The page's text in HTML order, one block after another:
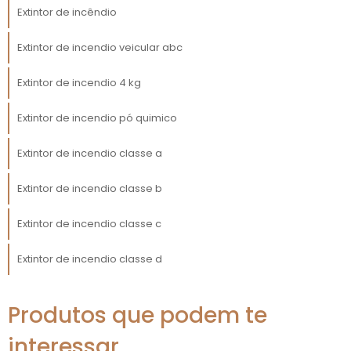
Não cumprir essas normas pode resultar em
segurança dos motoristas e passageiros.
Empresas que não se atentam a esse detalhe
em risco a segurança de suas operações.
as empresas não apenas evitam penalidades,
responsáveis e comprometidas com o bem-
MANUTENÇÃO E
VERIFICAÇÃO REGULAR
Extintor de incêndio
Extintor de incendio veicular abc
Extintor de incendio 4 kg
Extintor de incendio pó quimico
Extintor de incendio classe a
Extintor de incendio classe b
Extintor de incendio classe c
Extintor de incendio classe d
Produtos que podem te